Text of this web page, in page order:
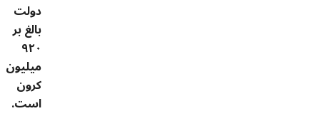
دولت
بالغ بر
۹۲۰
میلیون
کرون
است.